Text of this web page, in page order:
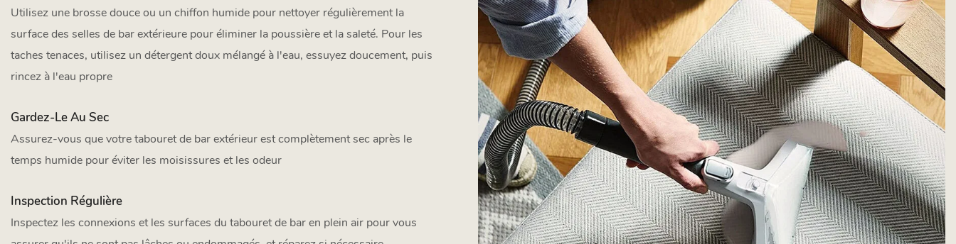
Utilisez une brosse douce ou un chiffon humide pour nettoyer régulièrement la
surface des selles de bar extérieure pour éliminer la poussière et la saleté. Pour les
taches tenaces, utilisez un détergent doux mélangé à l'eau, essuyez doucement, puis
rincez à l'eau propre
Gardez-Le Au Sec
Assurez-vous que votre tabouret de bar extérieur est complètement sec après le
temps humide pour éviter les moisissures et les odeur
Inspection Régulière
Inspectez les connexions et les surfaces du tabouret de bar en plein air pour vous